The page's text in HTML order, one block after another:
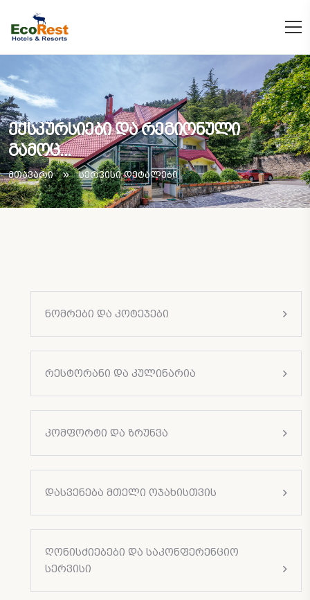
ექსკურსიები და რეგიონული
გამოც...
მთავარი სერვისი დეტალები
ნომრები და კოტეჯები
რესტორანი და კულინარია
კომფორტი და ზრუნვა
დასვენება მთელი ოჯახისთვის
ღონისძიებები და საკონფერენციო
სერვისი